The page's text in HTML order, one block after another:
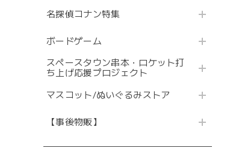
名探偵コナン特集
ボードゲーム
スペースタウン串本・ロケット打
ち上げ応援プロジェクト
マスコット/ぬいぐるみストア
【事後物販】